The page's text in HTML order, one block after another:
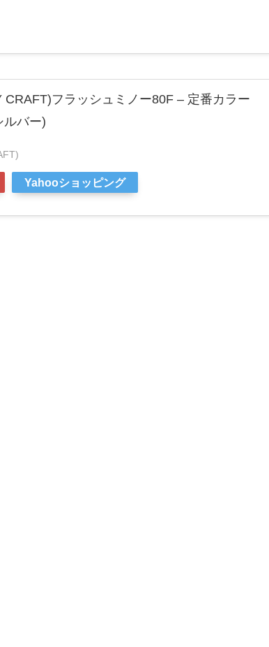
CRAFT)フラッシュミノー80F – 定番カラー
ルバー)
Yahooショッピング